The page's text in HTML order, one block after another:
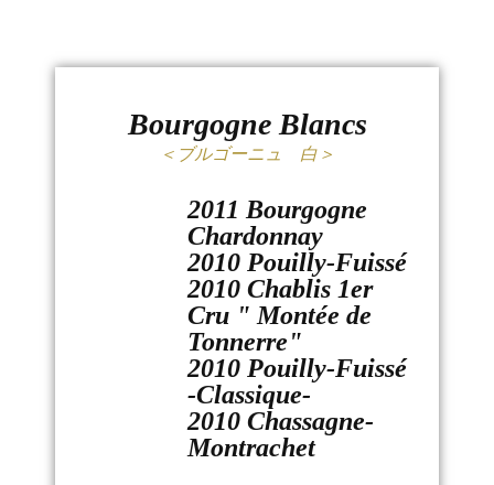
Bourgogne Blancs
＜ブルゴーニュ 白＞
2011 Bourgogne
Chardonnay
2010 Pouilly-Fuissé
2010 Chablis 1er
Cru " Montée de
Tonnerre"
2010 Pouilly-Fuissé
-Classique-
2010 Chassagne-
Montrachet